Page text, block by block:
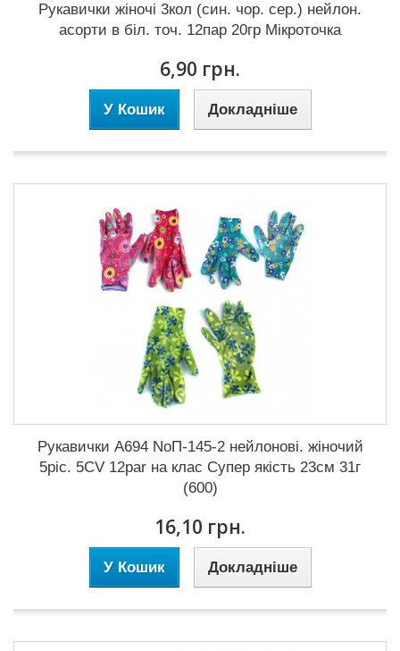
Рукавички жіночі 3кол (син. чор. сер.) нейлон.
асорти в біл. точ. 12пар 20гр Мікроточка
6,90 грн.
У Кошик Докладніше
Рукавички А694 NoП-145-2 нейлонові. жіночий
5ріс. 5CV 12par на клас Супер якість 23см 31г
(600)
16,10 грн.
У Кошик Докладніше